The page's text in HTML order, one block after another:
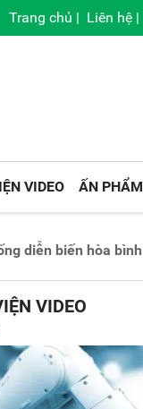
Trang chủ | Liên hệ |
VIDEO ẤN PHẨM
diễn biến hòa bình
VIDEO